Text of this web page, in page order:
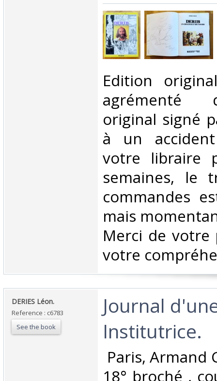
‎Edition
agrémenté
original signé
à un
votre libraire
semaines, le
commandes
mais
Merci de votre
votre
‎DERIES Léon.‎
Reference : c6783
See the book
‎Journal
Institutrice.‎
Paris, Armand
18° broché ,